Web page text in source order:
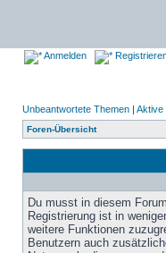
Anmelden
Unbeantwortete Themen | Aktive
Foren-Übersicht
Du musst in diesem
Registrierung ist in
weitere Funktionen
Benutzern auch